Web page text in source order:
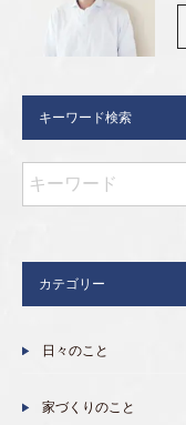
キーワード検索
カテゴリー
日々のこと
家づくりのこと